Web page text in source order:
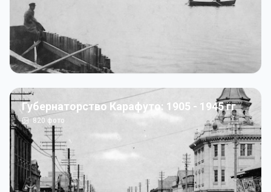
Губернаторство Карафуто: 1905 - 1945 гг
820 фото